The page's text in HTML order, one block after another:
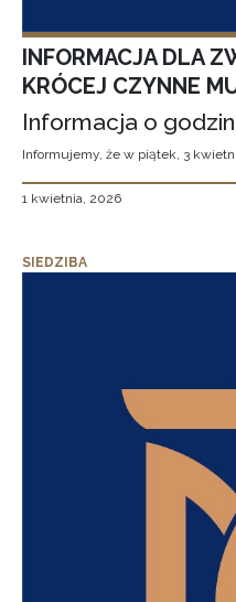
INFORMACJA DLA
KRÓCEJ CZYNNE
Informacja o
Informujemy, że w piątek, 3
1 kwietnia, 2026
SIEDZIBA